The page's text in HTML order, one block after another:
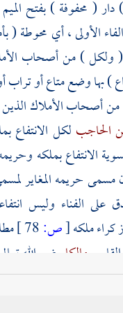
( محفوفة ) بفتح
الأولى ، أي محوطة (
ولكل ) من أصحاب
) بها وضع متاع أو تراب
من أصحاب الأملاك
الحاجب لكل الانتفاع
الانتفاع بملكه
مسمى حريمه المغاير
على الفناء وليس
كراء ملكه[ص:
مالكا رضي الله
بها لا يضر بالمارة